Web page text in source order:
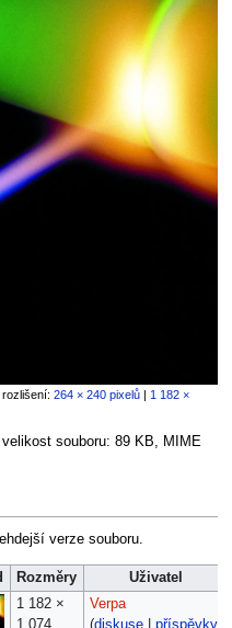
rozlišení: 264 × 240 pixelů| 1 182 ×
souboru: 89 KB, MIME
verze souboru.
Rozměry
Uživatel
1 182 ×
1 074
Verpa
(diskuse| příspěvky)